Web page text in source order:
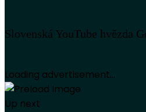
Slovenská YouTube hvězda
Loading advertisement...
Up next